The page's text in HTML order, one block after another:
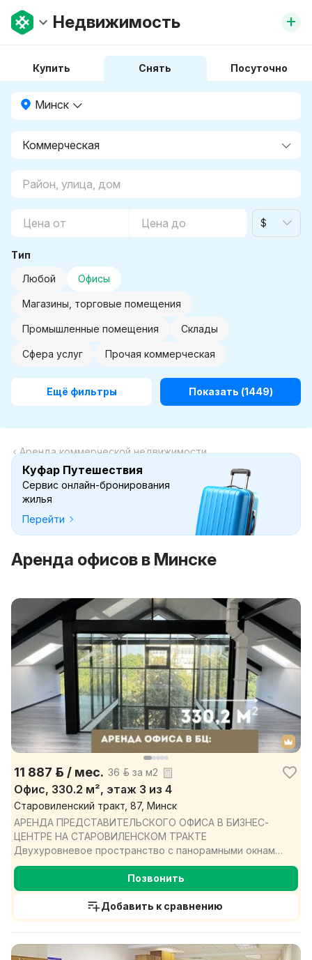
Недвижимость +
Купить Снять Посуточно
Минск
$
Тип
Любой
Офисы
Магазины, торговые помещения
Промышленные помещения Склады
Сфера услуг Прочая коммерческая
Ещё фильтры Показать (1449)
Аренда коммерческой недвижимости
Куфар Путешествия
Сервис онлайн-бронирования
жилья
Перейти
Аренда офисов в Минске
11 887 р. / мес. 36 р. за м2
Офис, 330.2 м², этаж 3 из 4
Старовиленский тракт, 87, Минск
АРЕНДА ПРЕДСТАВИТЕЛЬСКОГО ОФИСА В БИЗНЕС-
ЦЕНТРЕ НА СТАРОВИЛЕНСКОМ ТРАКТЕ
Двухуровневое пространство с панорамными окнами
и мансардой, 330,2 м², Минск...
Позвонить
Добавить к сравнению